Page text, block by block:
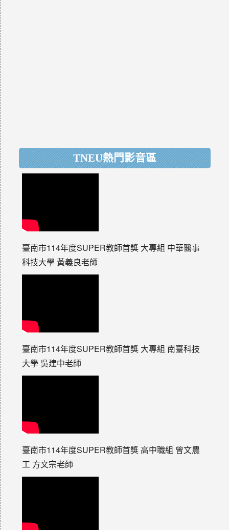
TNEU熱門影音區
臺南市114年度SUPER教師首獎 大專組 中華醫事
科技大學 黃義良老師
臺南市114年度SUPER教師首獎 大專組 南臺科技
大學 吳建中老師
臺南市114年度SUPER教師首獎 高中職組 曾文農
工 方文宗老師